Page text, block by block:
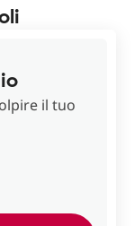
il tuo